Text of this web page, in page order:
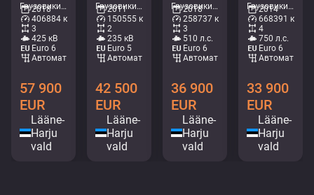
Грузовики - Кран-самосвал • M250-6011
2018
406884 км
3
425 кВ
Euro 6
Aвтомат
57 900
EUR
Lääne-
Harju
vald
Грузовики - Кран-самосвал • M253-8328
2011
150555 км
2
235 кВ
Euro 5
Aвтомат
42 500
EUR
Lääne-
Harju
vald
Грузовики - Контейнерная система • M999-5146
2018
258737 км
3
510 л.с.
Euro 6
Aвтомат
36 900
EUR
Lääne-
Harju
vald
Грузовики - Самосвал • M966-2659
2014
668391 км
4
750 л.с.
Euro 6
Aвтомат
33 900
EUR
Lääne-
Harju
vald